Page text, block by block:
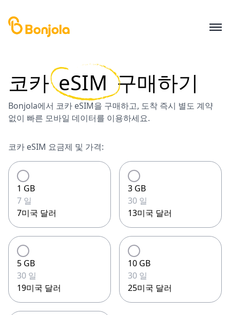
코카 eSIM 구매하기
Bonjola에서 코카 eSIM을 구매하고, 도착 즉시 별도 계약
없이 빠른 모바일 데이터를 이용하세요.
코카 eSIM 요금제 및 가격:
1 GB
7 일
7미국 달러
3 GB
30 일
13미국 달러
5 GB
30 일
19미국 달러
10 GB
30 일
25미국 달러